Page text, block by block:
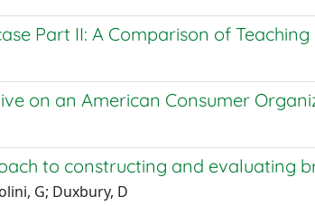
Part II: A Comparison of
on an American Consumer
to constructing and evaluating
G; Duxbury, D